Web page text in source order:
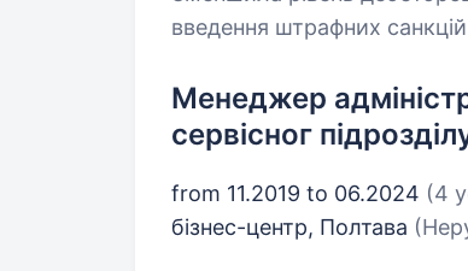
введення штрафних
Менеджер
сервісног
from 11.2019 to 06.2024 (4
бізнес-центр, Полтава